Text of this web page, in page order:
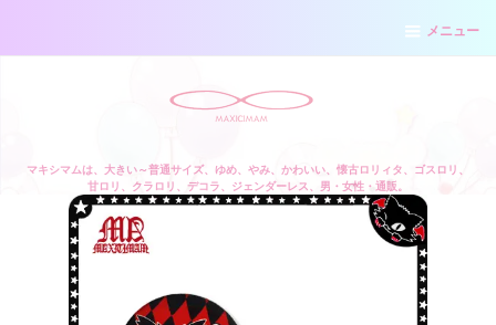
メニュー
マキシマムは、大きい～普通サイズ、ゆめ、やみ、かわいい、懐古ロリィタ、ゴスロリ、
甘ロリ、クラロリ、デコラ、ジェンダーレス、男・女性・通販。